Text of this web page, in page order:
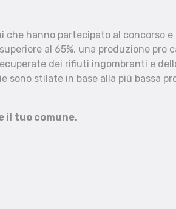
che hanno partecipato al concorso
al 65%, una produzione
dei rifiuti ingombranti e
stilate in base alla più bassa
il tuo comune.